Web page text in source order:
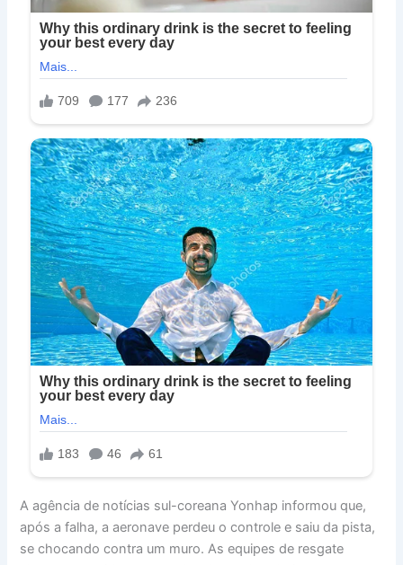
A agência de notícias sul-coreana Yonhap informou que,
após a falha, a aeronave perdeu o controle e saiu da pista,
se chocando contra um muro. As equipes de resgate